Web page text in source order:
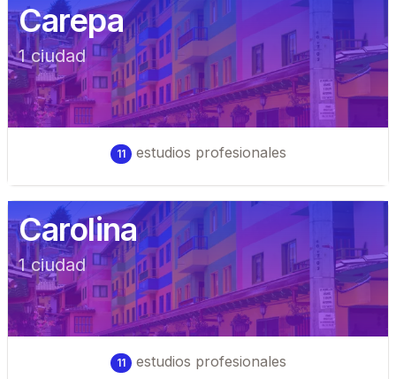
Carepa
1ciudad
11 estudios profesionales
Carolina
1ciudad
11 estudios profesionales